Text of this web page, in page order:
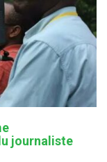
journaliste